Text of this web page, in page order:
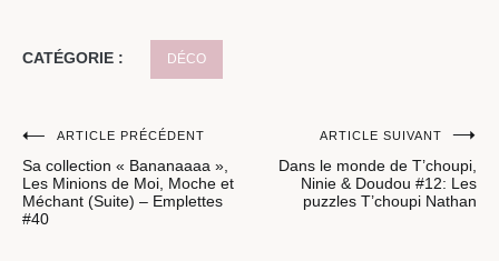
CATÉGORIE : DÉCO
Navigation
de
l’article
ARTICLE PRÉCÉDENT
Sa collection « Bananaaaa »,
Les Minions de Moi, Moche et
Méchant (Suite) – Emplettes
#40
ARTICLE SUIVANT
Dans le monde de T’choupi,
Ninie & Doudou #12: Les
puzzles T’choupi Nathan